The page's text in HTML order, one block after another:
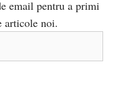
email pentru a primi
articole noi.